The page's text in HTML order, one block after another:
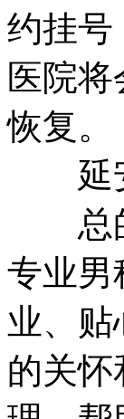
约挂号
医院
恢复。
延安
总的
专业男
业、
的关